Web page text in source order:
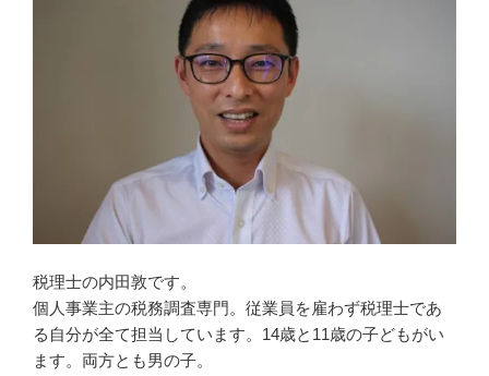
税理士の内田敦です。
個人事業主の税務調査専門。従業員を雇わず税理士であ
る自分が全て担当しています。14歳と11歳の子どもがい
ます。両方とも男の子。